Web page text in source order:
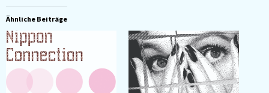
Ähnliche Beiträge